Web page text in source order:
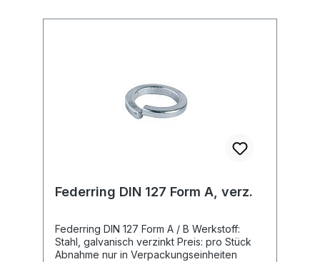
Federring DIN 127 Form A, verz.
Federring DIN 127 Form A / B Werkstoff:
Stahl, galvanisch verzinkt Preis: pro Stück
Abnahme nur in Verpackungseinheiten